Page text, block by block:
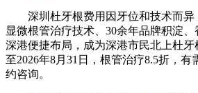
深圳杜牙根费用因牙位和技术而异
显微根管治疗技术、30余年品牌积淀
深港便捷布局，成为深港市民北上杜
至2026年8月31日，根管治疗8.5折，有
约咨询。